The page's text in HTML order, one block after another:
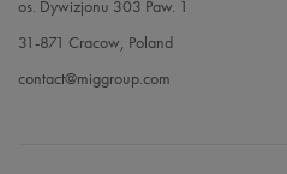
os. Dywizjonu 303 Paw. 1
31-871 Cracow, Poland
contact@miggroup.com